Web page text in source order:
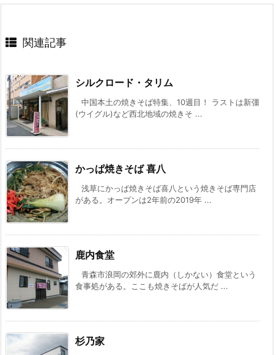
関連記事
シルクロード・タリム
中国本土の焼きそば特集、10週目！ ラストは新彊
(ウイグル)など西北地域の焼きそ ...
かっぱ焼きそば 喜八
浅草にかっぱ焼きそば喜八という焼きそば専門店
がある。オープンは2年前の2019年 ...
鹿内食堂
青森市浪岡の郊外に鹿内（しかない）食堂という
食事処がある。ここも焼きそばが人気だ ...
杉乃家